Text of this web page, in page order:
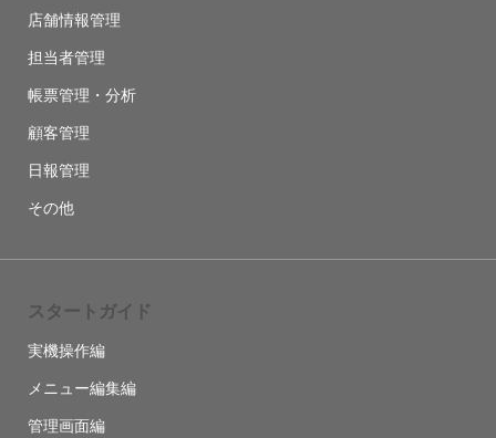
店舗情報管理
担当者管理
帳票管理・分析
顧客管理
日報管理
その他
スタートガイド
実機操作編
メニュー編集編
管理画面編